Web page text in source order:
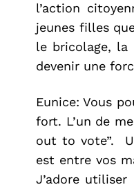
l’action
jeunes filles
le bricolage, la
devenir une
Eunice: Vous
fort. L’un de
out to vote”.
est entre vos
J’adore